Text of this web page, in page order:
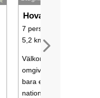
Hova
7 personer, 90 m²
5,2 km till sjö/hav:.
Välkommen till lantligt
omgivet av skog och
bara en kort bit från
nationalpark och nära